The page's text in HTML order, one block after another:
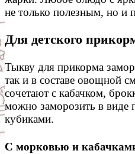
не только полезным, но и
Для детского
Тыкву для прикорма
так и в составе овощной
сочетают с кабачком,
можно заморозить в виде
кубиками.
С морковью и